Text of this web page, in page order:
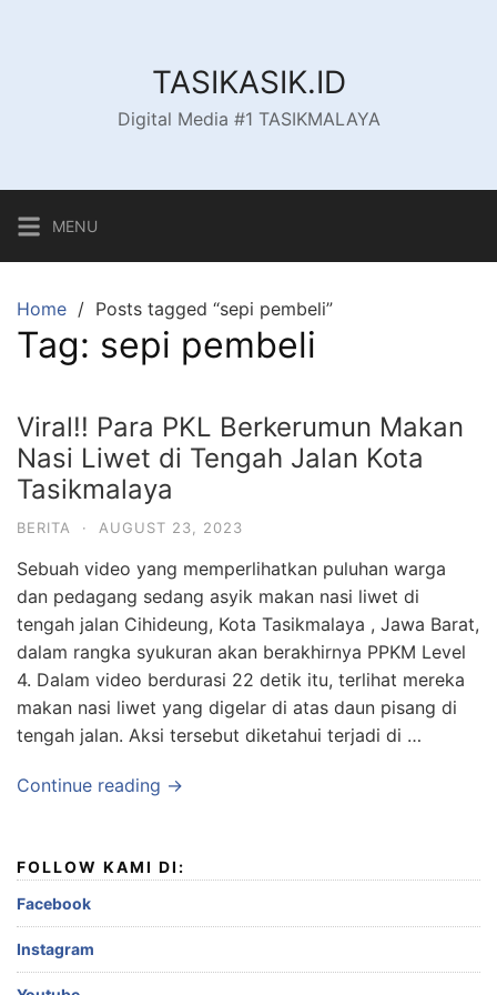
TASIKASIK.ID
Digital Media #1 TASIKMALAYA
MENU
Home Posts tagged “sepi pembeli”
Tag: sepi pembeli
Viral!! Para PKL Berkerumun Makan
Nasi Liwet di Tengah Jalan Kota
Tasikmalaya
BERITA · AUGUST 23, 2023
Sebuah video yang memperlihatkan puluhan warga
dan pedagang sedang asyik makan nasi liwet di
tengah jalan Cihideung, Kota Tasikmalaya , Jawa Barat,
dalam rangka syukuran akan berakhirnya PPKM Level
4. Dalam video berdurasi 22 detik itu, terlihat mereka
makan nasi liwet yang digelar di atas daun pisang di
tengah jalan. Aksi tersebut diketahui terjadi di …
Continue reading →
FOLLOW KAMI DI:
Facebook
Instagram